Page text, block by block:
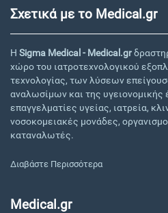
Σχετικά με το Medical.gr
Η Sigma Medical - Medical.gr
χώρο του ιατροτεχνολογικού
τεχνολογίας, των λύσεων
αναλωσίμων και της
επαγγελματίες υγείας, ιατρεία,
νοσοκομειακές μονάδες,
καταναλωτές.
Διαβάστε Περισσότερα
Medical.gr